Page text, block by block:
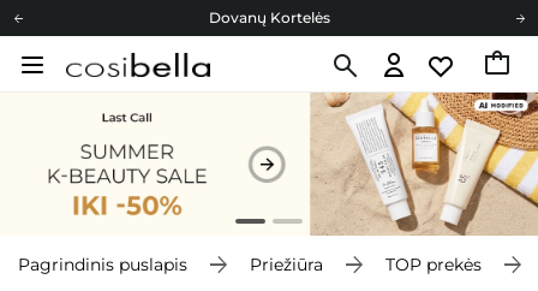
Dovanų Kortelės
Cosibella lojalumo programa
Dovanų Kortelės
Pagrindinis puslapis Priežiūra TOP prekės